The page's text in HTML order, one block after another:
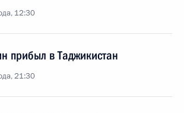
12:30
прибыл в Таджикистан
21:30